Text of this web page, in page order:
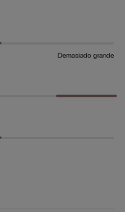
Demasiado grande